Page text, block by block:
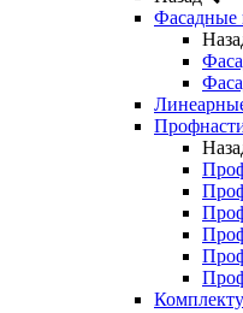
Фасадные